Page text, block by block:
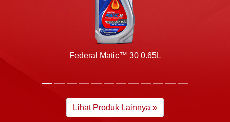
Federal Matic™ 30 0.65L
Lihat Produk Lainnya »